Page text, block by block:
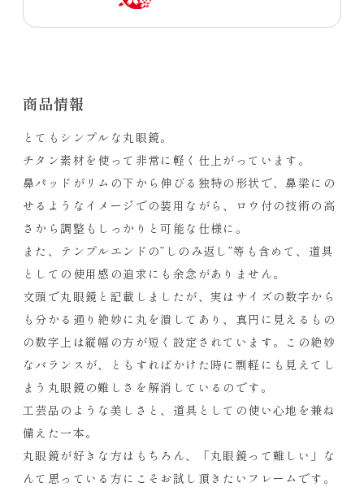
商品情報
とてもシンプルな丸眼鏡。
チタン素材を使って非常に軽く仕上がっています。
鼻パッドがリムの下から伸びる独特の形状で、鼻梁にの
せるようなイメージでの装用ながら、ロウ付の技術の高
さから調整もしっかりと可能な仕様に。
また、テンプルエンドの”しのみ返し”等も含めて、道具
としての使用感の追求にも余念がありません。
文頭で丸眼鏡と記載しましたが、実はサイズの数字から
も分かる通り絶妙に丸を潰してあり、真円に見えるもの
の数字上は縦幅の方が短く設定されています。この絶妙
なバランスが、ともすればかけた時に剽軽にも見えてし
まう丸眼鏡の難しさを解消しているのです。
工芸品のような美しさと、道具としての使い心地を兼ね
備えた一本。
丸眼鏡が好きな方はもちろん、「丸眼鏡って難しい」な
んて思っている方にこそお試し頂きたいフレームです。